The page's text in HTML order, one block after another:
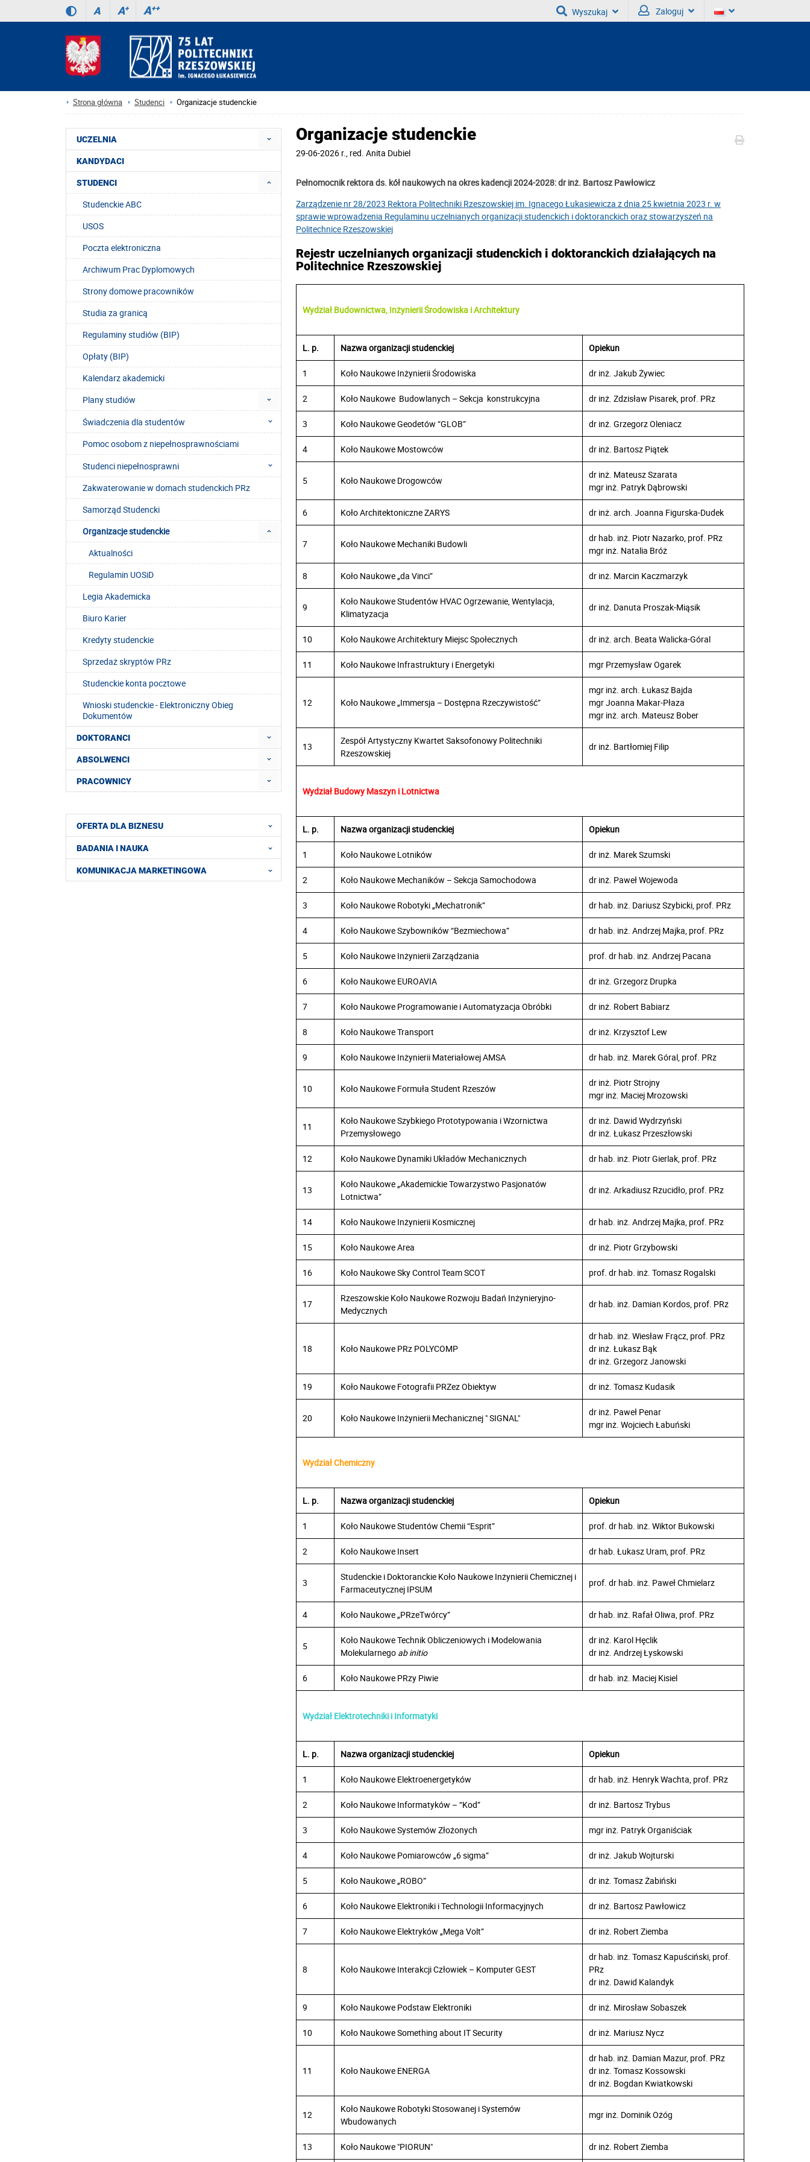
A A+ A++ Wyszukaj Zaloguj
Strona główna Studenci Organizacje studenckie
Organizacje studenckie
29-06-2026 r., red. Anita Dubiel
Pełnomocnik rektora ds. kół naukowych na okres kadencji 2024-2028: dr inż. Bartosz Pawłowicz
Zarządzenie nr 28/2023 Rektora Politechniki Rzeszowskiej im. Ignacego Łukasiewicza z dnia 25 kwietnia 2023 r. w
sprawie wprowadzenia Regulaminu uczelnianych organizacji studenckich i doktoranckich oraz stowarzyszeń na
Politechnice Rzeszowskiej
Rejestr uczelnianych organizacji studenckich i doktoranckich działających na
Politechnice Rzeszowskiej
Wydział Budownictwa, Inżynierii Środowiska i Architektury
L. p. Nazwa organizacji studenckiej Opiekun
1 Koło Naukowe Inżynierii Środowiska dr inż. Jakub Żywiec
2 Koło Naukowe Budowlanych – Sekcja konstrukcyjna dr inż. Zdzisław Pisarek, prof. PRz
3 Koło Naukowe Geodetów “GLOB” dr inż. Grzegorz Oleniacz
4 Koło Naukowe Mostowców dr inż. Bartosz Piątek
5 Koło Naukowe Drogowców
dr inż. Mateusz Szarata
mgr inż. Patryk Dąbrowski
6 Koło Architektoniczne ZARYS dr inż. arch. Joanna Figurska-Dudek
7 Koło Naukowe Mechaniki Budowli
dr hab. inż. Piotr Nazarko, prof. PRz
mgr inż. Natalia Bróż
8 Koło Naukowe „da Vinci” dr inż. Marcin Kaczmarzyk
9
Koło Naukowe Studentów HVAC Ogrzewanie, Wentylacja,
Klimatyzacja
dr inż. Danuta Proszak-Miąsik
10 Koło Naukowe Architektury Miejsc Społecznych dr inż. arch. Beata Walicka-Góral
11 Koło Naukowe Infrastruktury i Energetyki mgr Przemysław Ogarek
12 Koło Naukowe „Immersja – Dostępna Rzeczywistość”
mgr inż. arch. Łukasz Bajda
mgr Joanna Makar-Płaza
mgr inż. arch. Mateusz Bober
13
Zespół Artystyczny Kwartet Saksofonowy Politechniki
Rzeszowskiej
dr inż. Bartłomiej Filip
Wydział Budowy Maszyn i Lotnictwa
L. p. Nazwa organizacji studenckiej Opiekun
1 Koło Naukowe Lotników dr inż. Marek Szumski
2 Koło Naukowe Mechaników – Sekcja Samochodowa dr inż. Paweł Wojewoda
3 Koło Naukowe Robotyki „Mechatronik” dr hab. inż. Dariusz Szybicki, prof. PRz
4 Koło Naukowe Szybowników “Bezmiechowa” dr hab. inż. Andrzej Majka, prof. PRz
5 Koło Naukowe Inżynierii Zarządzania prof. dr hab. inż. Andrzej Pacana
6 Koło Naukowe EUROAVIA dr inż. Grzegorz Drupka
7 Koło Naukowe Programowanie i Automatyzacja Obróbki dr inż. Robert Babiarz
8 Koło Naukowe Transport dr inż. Krzysztof Lew
9 Koło Naukowe Inżynierii Materiałowej AMSA dr hab. inż. Marek Góral, prof. PRz
10 Koło Naukowe Formuła Student Rzeszów
dr inż. Piotr Strojny
mgr inż. Maciej Mrozowski
11
Koło Naukowe Szybkiego Prototypowania i Wzornictwa
Przemysłowego
dr inż. Dawid Wydrzyński
dr inż. Łukasz Przeszłowski
12 Koło Naukowe Dynamiki Układów Mechanicznych dr hab. inż. Piotr Gierlak, prof. PRz
13
Koło Naukowe „Akademickie Towarzystwo Pasjonatów
Lotnictwa”
dr inż. Arkadiusz Rzucidło, prof. PRz
14 Koło Naukowe Inżynierii Kosmicznej dr hab. inż. Andrzej Majka, prof. PRz
15 Koło Naukowe Area dr inż. Piotr Grzybowski
16 Koło Naukowe Sky Control Team SCOT prof. dr hab. inż. Tomasz Rogalski
17
Rzeszowskie Koło Naukowe Rozwoju Badań Inżynieryjno-
Medycznych
dr hab. inż. Damian Kordos, prof. PRz
18 Koło Naukowe PRz POLYCOMP
dr hab. inż. Wiesław Frącz, prof. PRz
dr inż. Łukasz Bąk
dr inż. Grzegorz Janowski
19 Koło Naukowe Fotografii PRZez Obiektyw dr inż. Tomasz Kudasik
20 Koło Naukowe Inżynierii Mechanicznej " SIGNAL"
dr inż. Paweł Penar
mgr inż. Wojciech Łabuński
Wydział Chemiczny
L. p. Nazwa organizacji studenckiej Opiekun
1 Koło Naukowe Studentów Chemii “Esprit” prof. dr hab. inż. Wiktor Bukowski
2 Koło Naukowe Insert dr hab. Łukasz Uram, prof. PRz
3
Studenckie i Doktoranckie Koło Naukowe Inżynierii Chemicznej i
Farmaceutycznej IPSUM
prof. dr hab. inż. Paweł Chmielarz
4 Koło Naukowe „PRzeTwórcy” dr hab. inż. Rafał Oliwa, prof. PRz
5
Koło Naukowe Technik Obliczeniowych i Modelowania
Molekularnego ab initio
dr inż. Karol Hęclik
dr inż. Andrzej Łyskowski
6 Koło Naukowe PRzy Piwie dr hab. inż. Maciej Kisiel
Wydział Elektrotechniki i Informatyki
L. p. Nazwa organizacji studenckiej Opiekun
1 Koło Naukowe Elektroenergetyków dr hab. inż. Henryk Wachta, prof. PRz
2 Koło Naukowe Informatyków – “Kod” dr inż. Bartosz Trybus
3 Koło Naukowe Systemów Złożonych mgr inż. Patryk Organiściak
4 Koło Naukowe Pomiarowców „6 sigma” dr inż. Jakub Wojturski
5 Koło Naukowe „ROBO” dr inż. Tomasz Żabiński
6 Koło Naukowe Elektroniki i Technologii Informacyjnych dr inż. Bartosz Pawłowicz
7 Koło Naukowe Elektryków „Mega Volt” dr inż. Robert Ziemba
8 Koło Naukowe Interakcji Człowiek – Komputer GEST
dr hab. inż. Tomasz Kapuściński, prof.
PRz
dr inż. Dawid Kalandyk
9 Koło Naukowe Podstaw Elektroniki dr inż. Mirosław Sobaszek
10 Koło Naukowe Something about IT Security dr inż. Mariusz Nycz
11 Koło Naukowe ENERGA
dr hab. inż. Damian Mazur, prof. PRz
dr inż. Tomasz Kossowski
dr inż. Bogdan Kwiatkowski
12
Koło Naukowe Robotyki Stosowanej i Systemów
Wbudowanych
mgr inż. Dominik Ożóg
13 Koło Naukowe "PIORUN" dr inż. Robert Ziemba
UCZELNIA
KANDYDACI
STUDENCI
Studenckie ABC
USOS
Poczta elektroniczna
Archiwum Prac Dyplomowych
Strony domowe pracowników
Studia za granicą
Regulaminy studiów (BIP)
Opłaty (BIP)
Kalendarz akademicki
Plany studiów
Świadczenia dla studentów
Pomoc osobom z niepełnosprawnościami
Studenci niepełnosprawni
Zakwaterowanie w domach studenckich PRz
Samorząd Studencki
Organizacje studenckie
Aktualności
Regulamin UOSiD
Legia Akademicka
Biuro Karier
Kredyty studenckie
Sprzedaż skryptów PRz
Studenckie konta pocztowe
Wnioski studenckie - Elektroniczny Obieg
Dokumentów
DOKTORANCI
ABSOLWENCI
PRACOWNICY
OFERTA DLA BIZNESU
BADANIA I NAUKA
KOMUNIKACJA MARKETINGOWA